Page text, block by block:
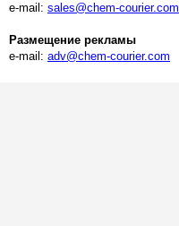
e-mail: sales@chem-courier.com
Размещение рекламы
e-mail: adv@chem-courier.com